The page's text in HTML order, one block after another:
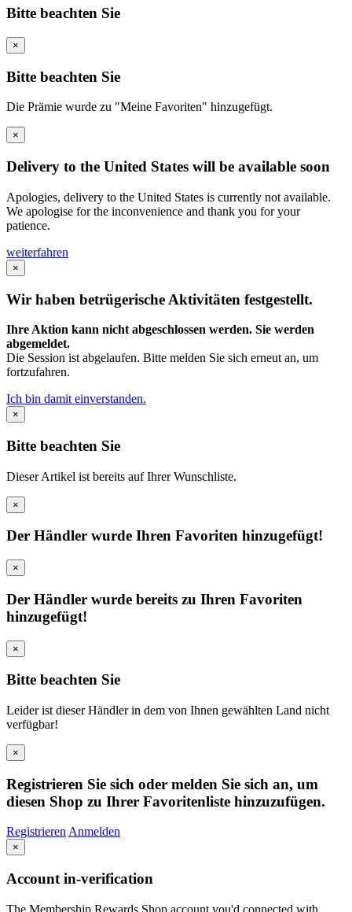
Bitte beachten Sie
×
Bitte beachten Sie
Die Prämie wurde zu "Meine Favoriten" hinzugefügt.
×
Delivery to the United States will be available soon
Apologies, delivery to the United States is currently not available.
We apologise for the inconvenience and thank you for your
patience.
weiterfahren
×
Wir haben betrügerische Aktivitäten festgestellt.
Ihre Aktion kann nicht abgeschlossen werden. Sie werden
abgemeldet.
Die Session ist abgelaufen. Bitte melden Sie sich erneut an, um
fortzufahren.
Ich bin damit einverstanden.
×
Bitte beachten Sie
Dieser Artikel ist bereits auf Ihrer Wunschliste.
×
Der Händler wurde Ihren Favoriten hinzugefügt!
×
Der Händler wurde bereits zu Ihren Favoriten
hinzugefügt!
×
Bitte beachten Sie
Leider ist dieser Händler in dem von Ihnen gewählten Land nicht
verfügbar!
×
Registrieren Sie sich oder melden Sie sich an, um
diesen Shop zu Ihrer Favoritenliste hinzuzufügen.
RegistrierenAnmelden
×
Account in-verification
The Membership Rewards Shop account you'd connected with